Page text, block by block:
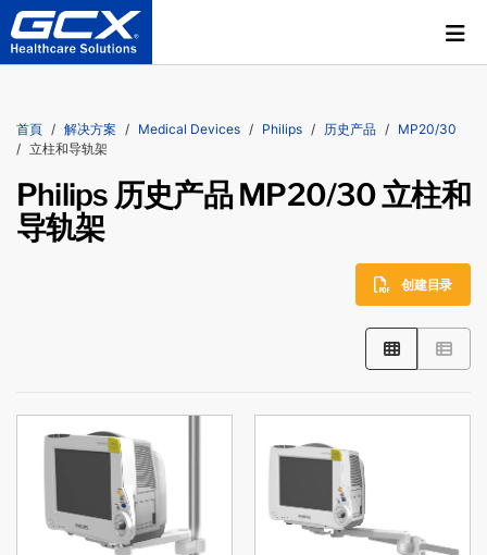
首頁 解决方案 Medical Devices Philips 历史产品
MP20/30
立柱和导轨架
Philips 历史产品 MP20/30 立柱和
导轨架
创建目录